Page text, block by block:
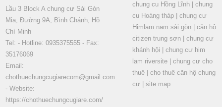
Lầu 3 Block A chung cư Sài Gòn
Mia, Đường 9A, Bình Chánh, Hồ
Chí Minh
Tel: - Hotline: 0935375555 - Fax:
35176069
Email:
chothuechungcugiarecom@gmail.com
- Website:
https://chothuechungcugiare.com/
chung cu Hồng Lĩnh| chung
cu Hoàng tháp| chung cư
Himlam nam sài gòn| căn hộ
citizen trung sơn| chung cư
khánh hội
chung cư him
lam riversite| chung cư cho
thuê| cho thuê căn hộ chung
cư| site map